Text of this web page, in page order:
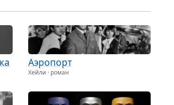
Аэро­порт
Хейли · роман